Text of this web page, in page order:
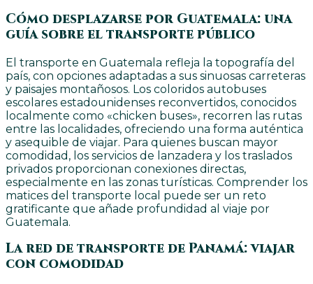
Cómo desplazarse por Guatemala: una
guía sobre el transporte público
El transporte en Guatemala refleja la topografía del
país, con opciones adaptadas a sus sinuosas carreteras
y paisajes montañosos. Los coloridos autobuses
escolares estadounidenses reconvertidos, conocidos
localmente como «chicken buses», recorren las rutas
entre las localidades, ofreciendo una forma auténtica
y asequible de viajar. Para quienes buscan mayor
comodidad, los servicios de lanzadera y los traslados
privados proporcionan conexiones directas,
especialmente en las zonas turísticas. Comprender los
matices del transporte local puede ser un reto
gratificante que añade profundidad al viaje por
Guatemala.
La red de transporte de Panamá: viajar
con comodidad